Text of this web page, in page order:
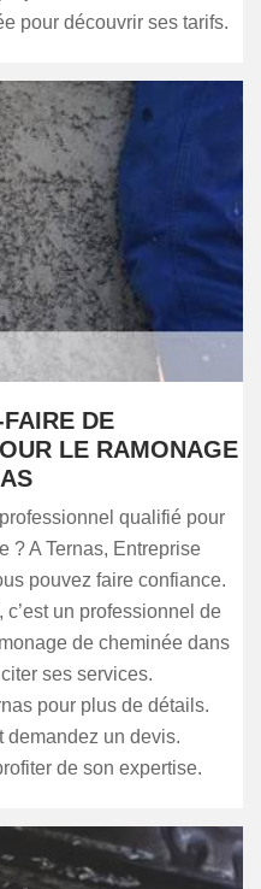
pour découvrir ses tarifs.
DE
LE RAMONAGE
qualifié pour
? A Ternas, Entreprise
pouvez faire confiance.
un professionnel de
de cheminée dans
ses services.
pour plus de détails.
demandez un devis.
de son expertise.